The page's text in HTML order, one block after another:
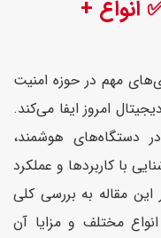
انواع +
مهم در حوزه امنیت
امروز ایفا می‌کند.
دستگاه‌های هوشمند،
با کاربردها و عملکرد
مقاله به بررسی کلی
مختلف و مزایا آن